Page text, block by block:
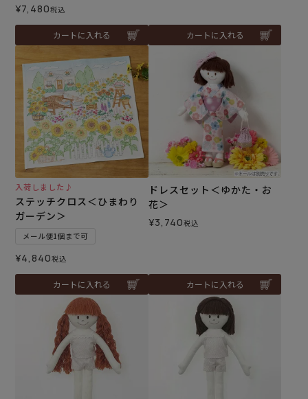
¥7,480税込
カートに入れる カートに入れる
入荷しました♪
ステッチクロス＜ひまわり
ガーデン＞
メール便1個まで可
¥4,840税込
カートに入れる
ドレスセット＜ゆかた・お
花＞
¥3,740税込
カートに入れる